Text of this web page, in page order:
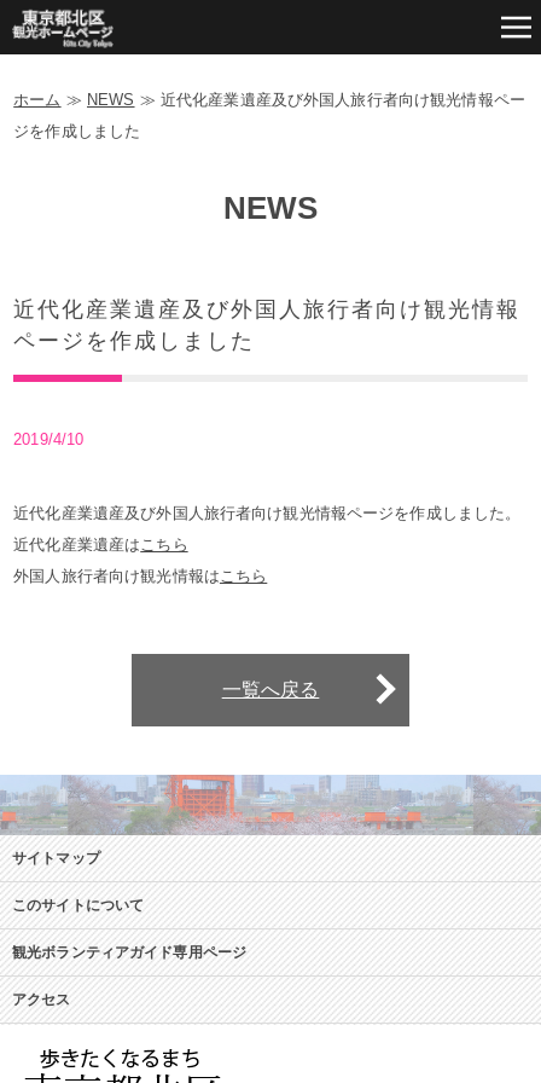
ホーム ≫ NEWS ≫ 近代化産業遺産及び外国人旅行者向け観光情報ペー
ジを作成しました
NEWS
近代化産業遺産及び外国人旅行者向け観光情報
ページを作成しました
2019/4/10
近代化産業遺産及び外国人旅行者向け観光情報ページを作成しました。
近代化産業遺産はこちら
外国人旅行者向け観光情報はこちら
一覧へ戻る
サイトマップ
このサイトについて
観光ボランティアガイド専用ページ
アクセス